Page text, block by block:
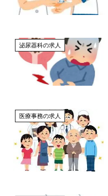
泌尿器科の求人
医療事務の求人